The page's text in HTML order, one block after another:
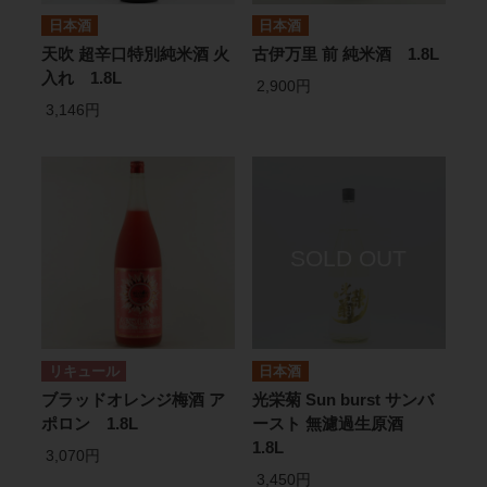
日本酒
天吹 超辛口特別純米酒 火
入れ 1.8L
3,146円
日本酒
古伊万里 前 純米酒 1.8L
2,900円
リキュール
ブラッドオレンジ梅酒 ア
ポロン 1.8L
3,070円
日本酒
光栄菊 Sun burst サンバ
ースト 無濾過生原酒
1.8L
3,450円